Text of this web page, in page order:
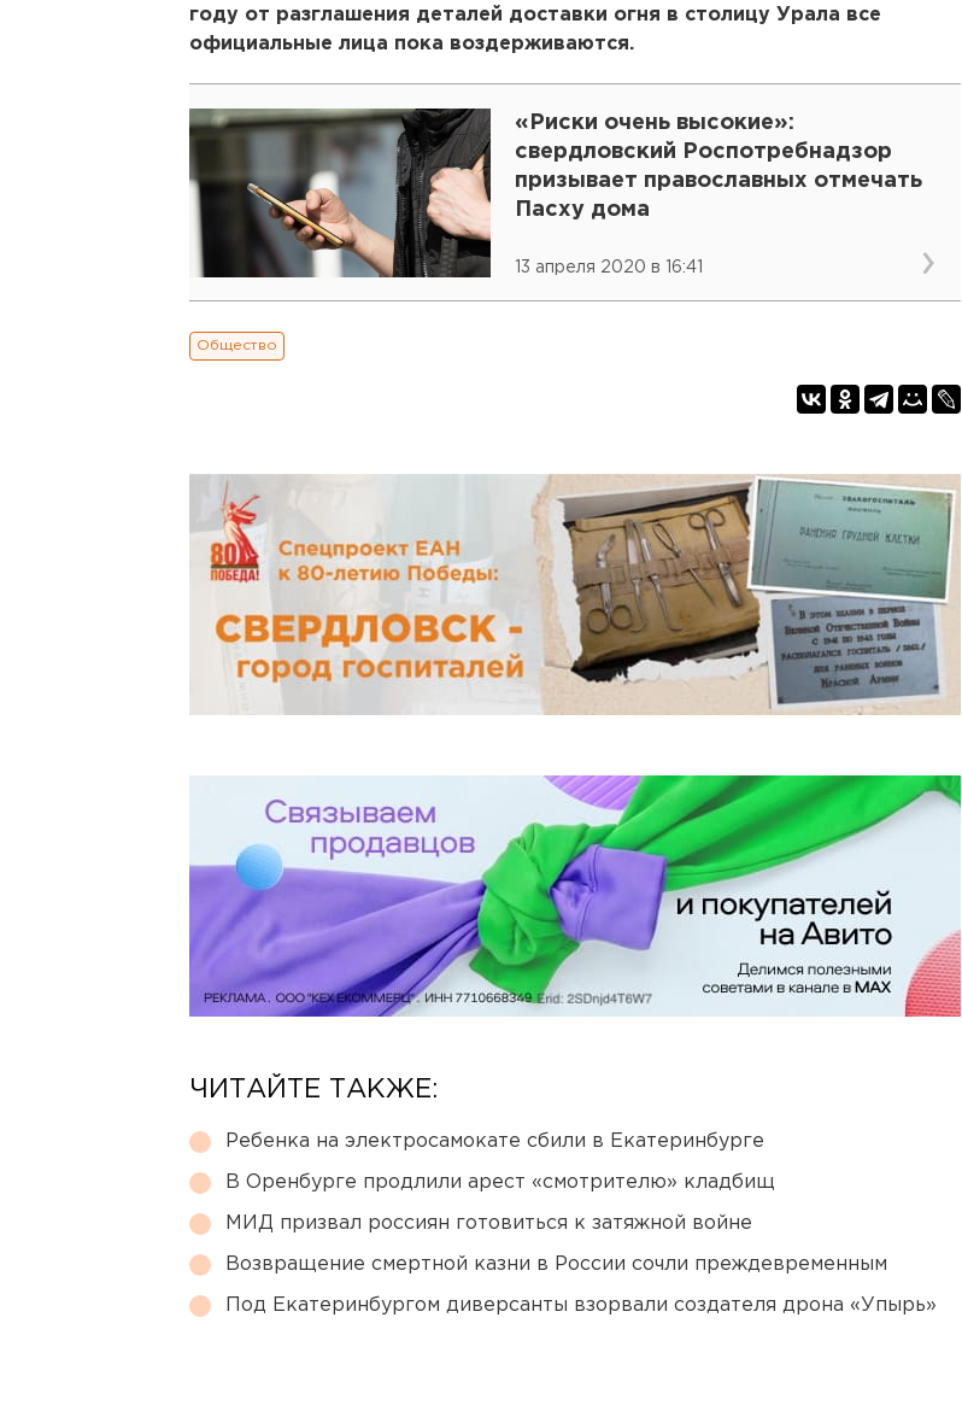
году от разглашения деталей доставки огня в столицу Урала все
официальные лица пока воздерживаются.
«Риски очень высокие»:
свердловский Роспотребнадзор
призывает православных отмечать
Пасху дома
13 апреля 2020 в 16:41
Общество
ЧИТАЙТЕ ТАКЖЕ:
Ребенка на электросамокате сбили в Екатеринбурге
В Оренбурге продлили арест «смотрителю» кладбищ
МИД призвал россиян готовиться к затяжной войне
Возвращение смертной казни в России сочли преждевременным
Под Екатеринбургом диверсанты взорвали создателя дрона «Упырь»